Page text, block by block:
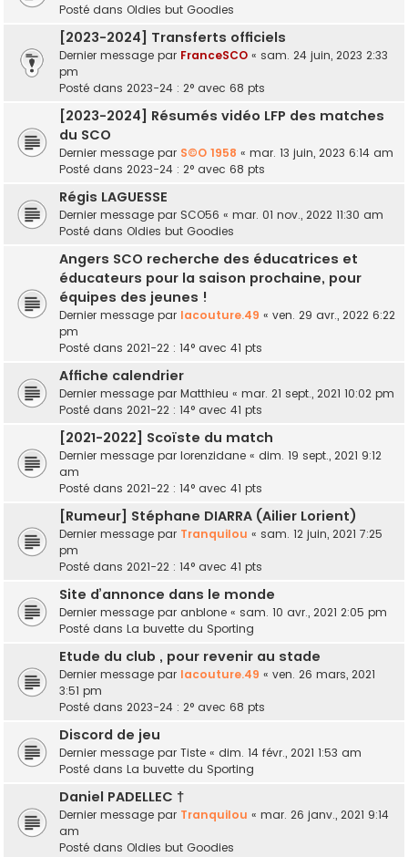
Posté dans Oldies but Goodies
[2023-2024] Transferts officiels
Dernier message par FranceSCO « sam. 24 juin, 2023 2:33
pm
Posté dans 2023-24 : 2° avec 68 pts
[2023-2024] Résumés vidéo LFP des matches
du SCO
Dernier message par S©O 1958 « mar. 13 juin, 2023 6:14 am
Posté dans 2023-24 : 2° avec 68 pts
Régis LAGUESSE
Dernier message par SCO56 « mar. 01 nov., 2022 11:30 am
Posté dans Oldies but Goodies
Angers SCO recherche des éducatrices et
éducateurs pour la saison prochaine, pour
équipes des jeunes !
Dernier message par lacouture.49 « ven. 29 avr., 2022 6:22
pm
Posté dans 2021-22 : 14° avec 41 pts
Affiche calendrier
Dernier message par Matthieu « mar. 21 sept., 2021 10:02 pm
Posté dans 2021-22 : 14° avec 41 pts
[2021-2022] Scoïste du match
Dernier message par lorenzidane « dim. 19 sept., 2021 9:12
am
Posté dans 2021-22 : 14° avec 41 pts
[Rumeur] Stéphane DIARRA (Ailier Lorient)
Dernier message par Tranquilou « sam. 12 juin, 2021 7:25
pm
Posté dans 2021-22 : 14° avec 41 pts
Site d’annonce dans le monde
Dernier message par anblone « sam. 10 avr., 2021 2:05 pm
Posté dans La buvette du Sporting
Etude du club , pour revenir au stade
Dernier message par lacouture.49 « ven. 26 mars, 2021
3:51 pm
Posté dans 2023-24 : 2° avec 68 pts
Discord de jeu
Dernier message par Tiste « dim. 14 févr., 2021 1:53 am
Posté dans La buvette du Sporting
Daniel PADELLEC †
Dernier message par Tranquilou « mar. 26 janv., 2021 9:14
am
Posté dans Oldies but Goodies